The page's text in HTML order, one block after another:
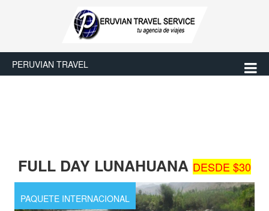
PERUVIAN TRAVEL
FULL DAY LUNAHUANA DESDE $30
PAQUETE INTERNACIONAL